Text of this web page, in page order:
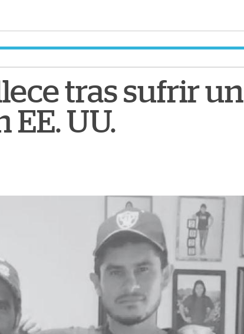
tras sufrir un
UU.